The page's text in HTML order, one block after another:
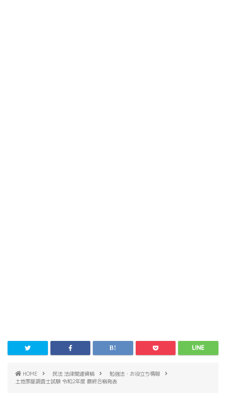
HOME 民法 法律関連資格
勉強法・お役立ち情報
土地家屋調査士試験 令和2年度 最終合格発表